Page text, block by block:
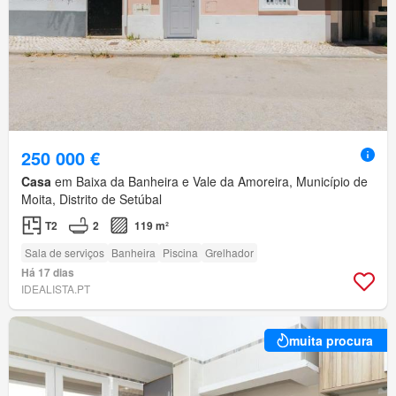
250 000 €
Casa em Baixa da Banheira e Vale da Amoreira, Município de
Moita, Distrito de Setúbal
T2 2 119 m²
Sala de serviços Banheira Piscina Grelhador
Há 17 dias
IDEALISTA.PT
muita procura